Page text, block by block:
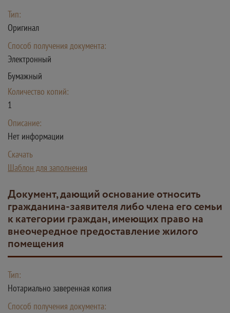
Тип:
Оригинал
Способ получения документа:
Электронный
Бумажный
Количество копий:
1
Описание:
Нет информации
Скачать
Шаблон для заполнения
Документ, дающий основание относить
гражданина-заявителя либо члена его семьи
к категории граждан, имеющих право на
внеочередное предоставление жилого
помещения
Тип:
Нотариально заверенная копия
Способ получения документа: